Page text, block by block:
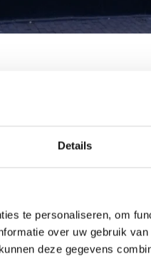
Details
te personaliseren, om
over uw gebruik
deze gegevens